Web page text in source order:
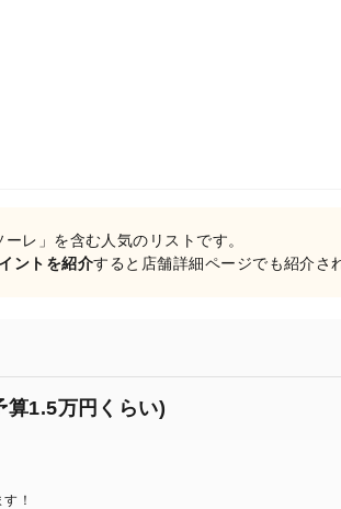
ーレ」を含む人気のリストです。
ントを紹介すると店舗詳細ページでも紹介さ
算1.5万円くらい)
！